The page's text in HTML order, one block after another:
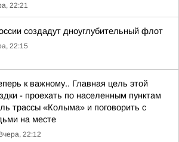
22:21
создадут дноуглубительный флот
22:15
к важному.. Главная цель этой
- проехать по населенным пунктам
трассы «Колыма» и поговорить с
на месте
22:12